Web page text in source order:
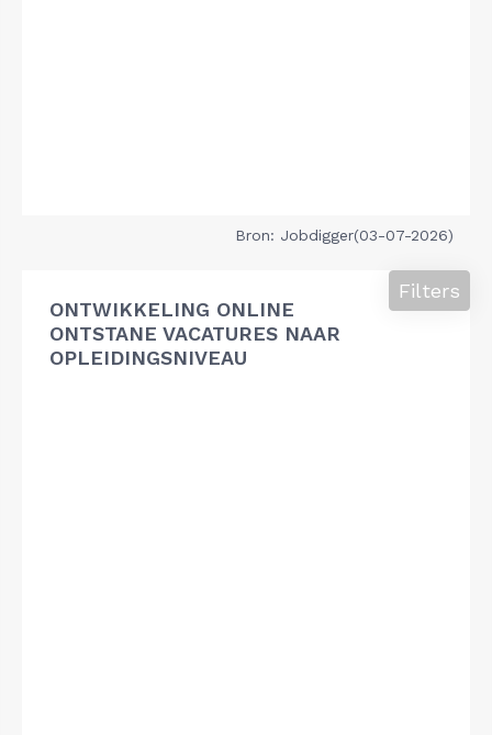
Bron: Jobdigger(03-07-2026)
ONTWIKKELING ONLINE
ONTSTANE VACATURES NAAR
OPLEIDINGSNIVEAU
Filters